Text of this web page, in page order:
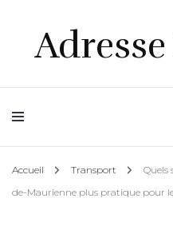
Accueil Transport
Quels
de-Maurienne plus pratique pour